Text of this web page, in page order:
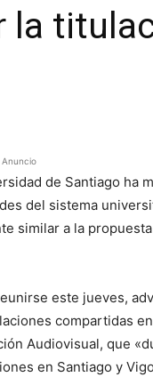
la
Anuncio
de Santiago ha
del sistema
similar a la
este jueves,
compartidas
Audiovisual, que
en Santiago y